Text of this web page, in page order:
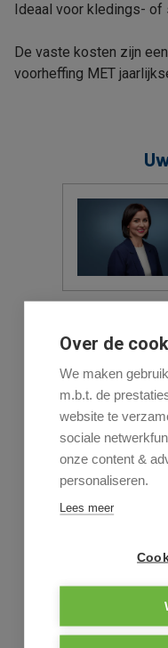
Ideaal voor kledings- of
De vaste kosten zijn
voorheffing MET
Algemeen
Houthalen-Helchteren
Referentie:
Over de
We maken
m.b.t. de
website te
sociale
onze content &
personaliseren.
Lees meer